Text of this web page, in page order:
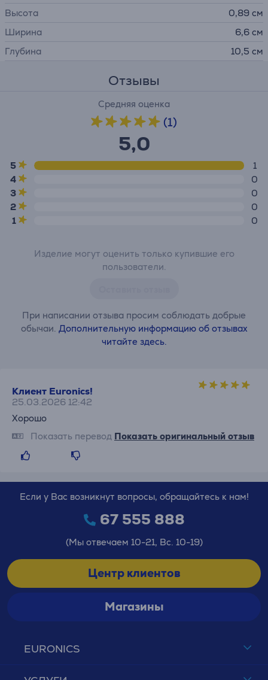
Высота
0,89 см
Ширина
6,6 см
Глубина
10,5 см
Отзывы
Средняя оценка
(1)
5,0
5
1
4
0
3
0
2
0
1
0
Изделие могут оценить только купившие его
пользователи.
При написании отзыва просим соблюдать добрые
обычаи. Дополнительную информацию об отзывах
читайте здесь.
Клиент Euronics!
25.03.2026 12:42
Хорошо
Показать перевод Показать оригинальный отзыв
EURONICS
Если у Вас возникнут вопросы, обращайтесь к нам!
67 555 888
(Мы отвечаем 10-21, Вс. 10-19)
Центр клиентов
Магазины